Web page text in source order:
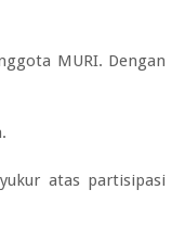
MURI. Dengan
atas partisipasi